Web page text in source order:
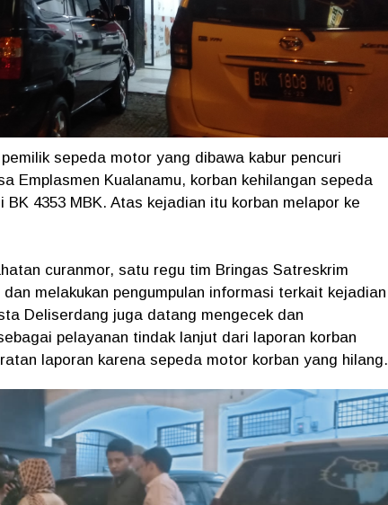
sepeda motor yang dibawa kabur pencuri
Emplasmen Kualanamu, korban kehilangan sepeda
4353 MBK. Atas kejadian itu korban melapor ke
curanmor, satu regu tim Bringas Satreskrim
melakukan pengumpulan informasi terkait kejadian
Deliserdang juga datang mengecek dan
pelayanan tindak lanjut dari laporan korban
laporan karena sepeda motor korban yang hilang.